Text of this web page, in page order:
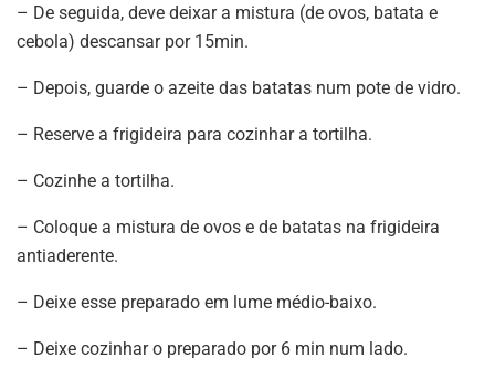
– De seguida, deve deixar a mistura (de ovos, batata e
cebola) descansar por 15min.
– Depois, guarde o azeite das batatas num pote de vidro.
– Reserve a frigideira para cozinhar a tortilha.
– Cozinhe a tortilha.
– Coloque a mistura de ovos e de batatas na frigideira
antiaderente.
– Deixe esse preparado em lume médio-baixo.
– Deixe cozinhar o preparado por 6 min num lado.